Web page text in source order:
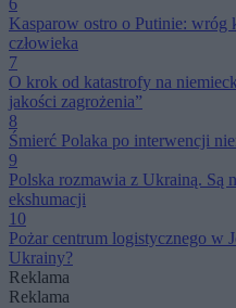
6
Kasparow ostro o Putinie: wróg
człowieka
7
O krok od katastrofy na
jakości zagrożenia”
8
Śmierć Polaka po interwencji
9
Polska rozmawia z Ukrainą. Są
ekshumacji
10
Pożar centrum logistycznego w
Ukrainy?
Reklama
Reklama